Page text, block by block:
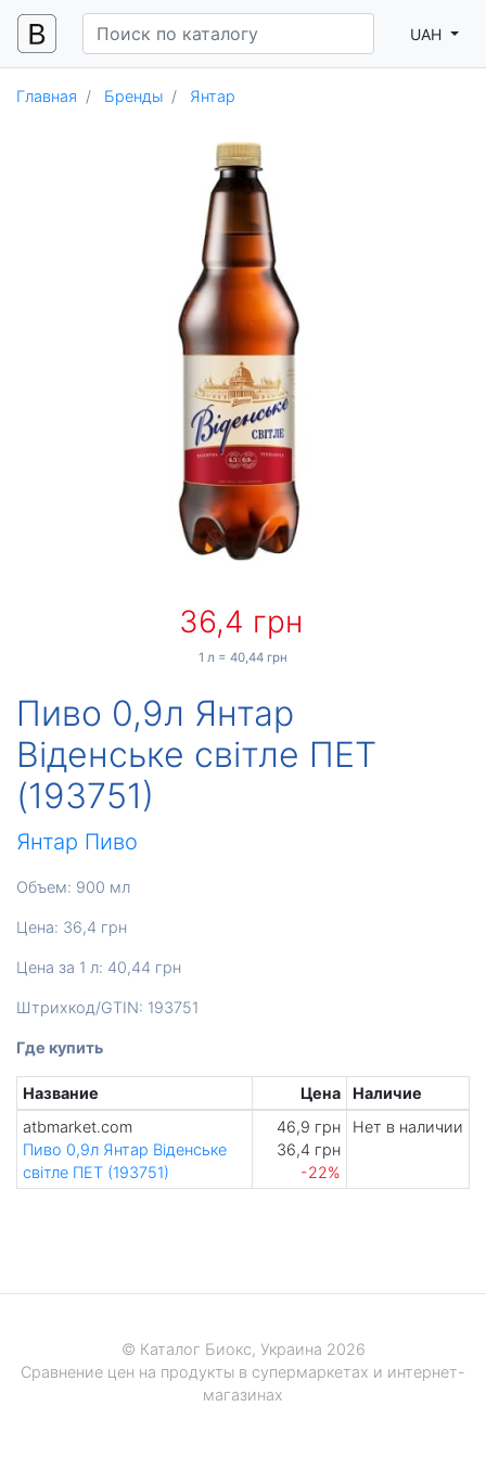
UAH
Главная Бренды Янтар
Пиво 0,9л Янтар
Віденське світле ПЕТ
(193751)
Янтар Пиво
Объем: 900 мл
Цена: 36,4 грн
Цена за 1 л: 40,44 грн
Штрихкод/GTIN: 193751
Где купить
Название Цена
Наличие
atbmarket.com
Пиво 0,9л Янтар Віденське
світле ПЕТ (193751)
46,9 грн
36,4 грн
-22%
Нет в наличии
36,4 грн
1 л = 40,44 грн
© Каталог Биокс, Украина 2026
Сравнение цен на продукты в супермаркетах и интернет-
магазинах